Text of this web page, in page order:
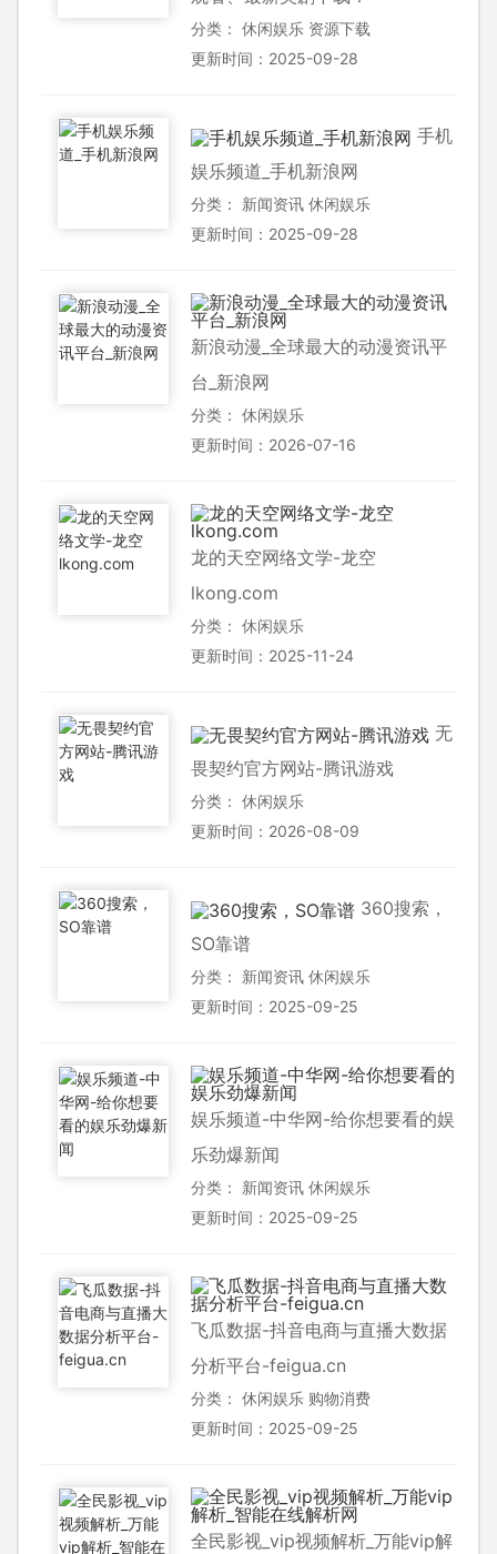
分类： 休闲娱乐 资源下载
更新时间：2025-09-28
手机
娱乐频道_手机新浪网
分类： 新闻资讯 休闲娱乐
更新时间：2025-09-28
新浪动漫_全球最大的动漫资讯平
台_新浪网
分类： 休闲娱乐
更新时间：2026-07-16
龙的天空网络文学-龙空
lkong.com
分类： 休闲娱乐
更新时间：2025-11-24
无
畏契约官方网站-腾讯游戏
分类： 休闲娱乐
更新时间：2026-08-09
360搜索，
SO靠谱
分类： 新闻资讯 休闲娱乐
更新时间：2025-09-25
娱乐频道-中华网-给你想要看的娱
乐劲爆新闻
分类： 新闻资讯 休闲娱乐
更新时间：2025-09-25
飞瓜数据-抖音电商与直播大数据
分析平台-feigua.cn
分类： 休闲娱乐 购物消费
更新时间：2025-09-25
全民影视_vip视频解析_万能vip解